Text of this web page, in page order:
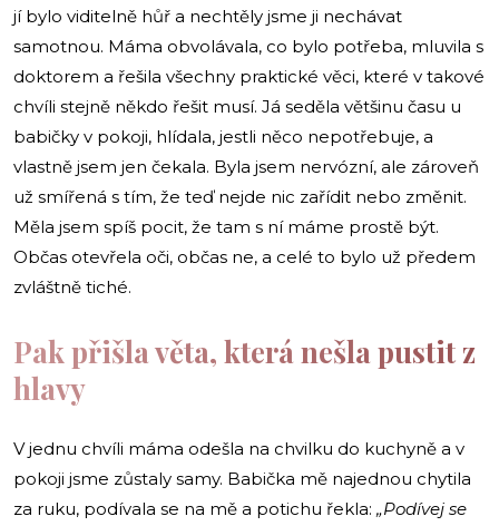
jí bylo viditelně hůř a nechtěly jsme ji nechávat
samotnou. Máma obvolávala, co bylo potřeba, mluvila s
doktorem a řešila všechny praktické věci, které v takové
chvíli stejně někdo řešit musí. Já seděla většinu času u
babičky v pokoji, hlídala, jestli něco nepotřebuje, a
vlastně jsem jen čekala. Byla jsem nervózní, ale zároveň
už smířená s tím, že teď nejde nic zařídit nebo změnit.
Měla jsem spíš pocit, že tam s ní máme prostě být.
Občas otevřela oči, občas ne, a celé to bylo už předem
zvláštně tiché.
Pak přišla věta, která nešla pustit z
hlavy
V jednu chvíli máma odešla na chvilku do kuchyně a v
pokoji jsme zůstaly samy. Babička mě najednou chytila
za ruku, podívala se na mě a potichu řekla: „Podívej se